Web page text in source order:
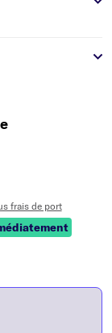
frais de port